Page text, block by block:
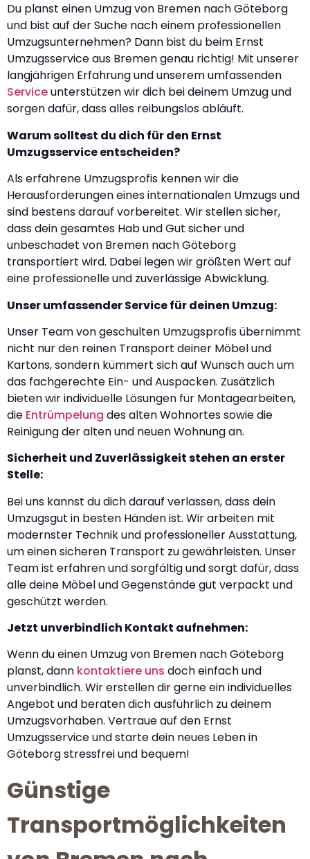
Du planst einen Umzug von Bremen nach Göteborg
und bist auf der Suche nach einem professionellen
Umzugsunternehmen? Dann bist du beim Ernst
Umzugsservice aus Bremen genau richtig! Mit unserer
langjährigen Erfahrung und unserem umfassenden
Serviceunterstützen wir dich bei deinem Umzug und
sorgen dafür, dass alles reibungslos abläuft.
Warum solltest du dich für den Ernst
Umzugsservice entscheiden?
Als erfahrene Umzugsprofis kennen wir die
Herausforderungen eines internationalen Umzugs und
sind bestens darauf vorbereitet. Wir stellen sicher,
dass dein gesamtes Hab und Gut sicher und
unbeschadet von Bremen nach Göteborg
transportiert wird. Dabei legen wir größten Wert auf
eine professionelle und zuverlässige Abwicklung.
Unser umfassender Service für deinen Umzug:
Unser Team von geschulten Umzugsprofis übernimmt
nicht nur den reinen Transport deiner Möbel und
Kartons, sondern kümmert sich auf Wunsch auch um
das fachgerechte Ein- und Auspacken. Zusätzlich
bieten wir individuelle Lösungen für Montagearbeiten,
die Entrümpelung des alten Wohnortes sowie die
Reinigung der alten und neuen Wohnung an.
Sicherheit und Zuverlässigkeit stehen an erster
Stelle:
Bei uns kannst du dich darauf verlassen, dass dein
Umzugsgut in besten Händen ist. Wir arbeiten mit
modernster Technik und professioneller Ausstattung,
um einen sicheren Transport zu gewährleisten. Unser
Team ist erfahren und sorgfältig und sorgt dafür, dass
alle deine Möbel und Gegenstände gut verpackt und
geschützt werden.
Jetzt unverbindlich Kontakt aufnehmen:
Wenn du einen Umzug von Bremen nach Göteborg
planst, dann kontaktiere uns doch einfach und
unverbindlich. Wir erstellen dir gerne ein individuelles
Angebot und beraten dich ausführlich zu deinem
Umzugsvorhaben. Vertraue auf den Ernst
Umzugsservice und starte dein neues Leben in
Göteborg stressfrei und bequem!
Günstige
Transportmöglichkeiten